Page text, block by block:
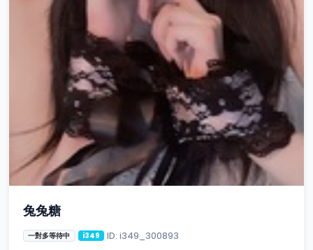
兔兔糖
一對多等待中 i349 ID: i349_300893